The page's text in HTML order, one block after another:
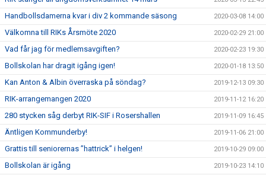
Handbollsdamerna kvar i div 2 kommande säsong 2020-03-08 14:00
Välkomna till RIKs Årsmöte 2020 2020-02-29 21:00
Vad får jag för medlemsavgiften? 2020-02-23 19:30
Bollskolan har dragit igång igen! 2020-01-18 13:50
Kan Anton & Albin överraska på söndag? 2019-12-13 09:30
RIK-arrangemangen 2020 2019-11-12 16:20
280 stycken såg derbyt RIK-SIF i Rosershallen 2019-11-09 16:45
Äntligen Kommunderby! 2019-11-06 21:00
Grattis till seniorernas ”hattrick” i helgen! 2019-10-29 09:00
Bollskolan är igång 2019-10-23 14:10